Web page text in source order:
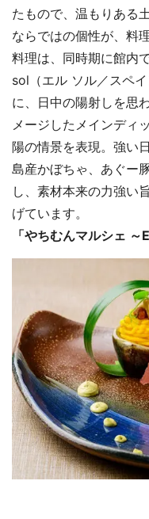
たもので、温もりある
ならではの個性が、料
料理は、同時期に館内
sol（エル ソル／スペ
に、日中の陽射しを思
メージしたメインディ
陽の情景を表現。強い
島産かぼちゃ、あぐー
し、素材本来の力強い
げています。
「やちむんマルシェ